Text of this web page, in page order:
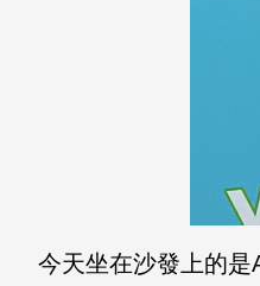
今天坐在沙發上的